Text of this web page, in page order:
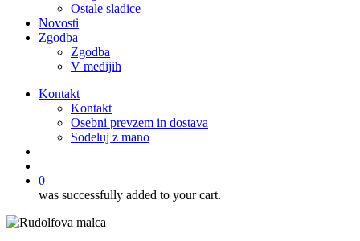
Ostale sladice
Novosti
Zgodba
Zgodba
V medijih
Kontakt
Kontakt
Osebni prevzem in dostava
Sodeluj z mano
0
was successfully added to your cart.